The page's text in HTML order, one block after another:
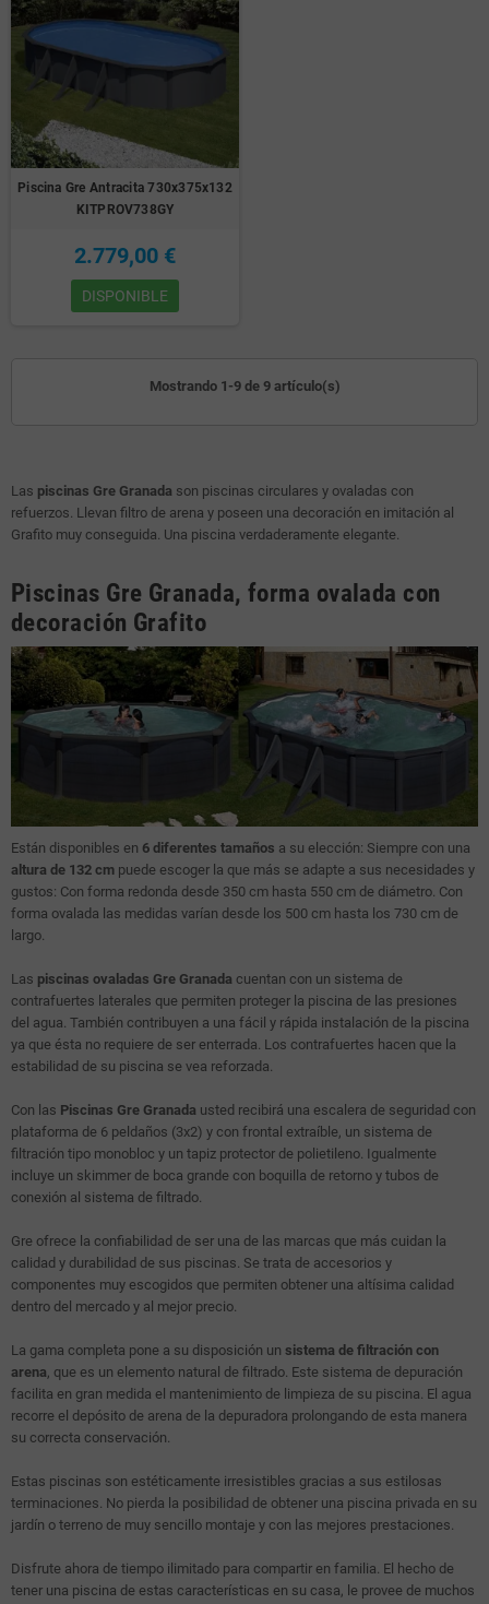
Piscina Gre Antracita 730x375x132
KITPROV738GY
2.779,00 €
DISPONIBLE
Mostrando 1-9 de 9 artículo(s)
Las piscinas Gre Granada son piscinas circulares y ovaladas con
refuerzos. Llevan filtro de arena y poseen una decoración en imitación al
Grafito muy conseguida. Una piscina verdaderamente elegante.
Piscinas Gre Granada, forma ovalada con
decoración Grafito
Están disponibles en 6 diferentes tamaños a su elección: Siempre con una
altura de 132 cm puede escoger la que más se adapte a sus necesidades y
gustos: Con forma redonda desde 350 cm hasta 550 cm de diámetro. Con
forma ovalada las medidas varían desde los 500 cm hasta los 730 cm de
largo.
Las piscinas ovaladas Gre Granada cuentan con un sistema de
contrafuertes laterales que permiten proteger la piscina de las presiones
del agua. También contribuyen a una fácil y rápida instalación de la piscina
ya que ésta no requiere de ser enterrada. Los contrafuertes hacen que la
estabilidad de su piscina se vea reforzada.
Con las Piscinas Gre Granada usted recibirá una escalera de seguridad con
plataforma de 6 peldaños (3x2) y con frontal extraíble, un sistema de
filtración tipo monobloc y un tapiz protector de polietileno. Igualmente
incluye un skimmer de boca grande con boquilla de retorno y tubos de
conexión al sistema de filtrado.
Gre ofrece la confiabilidad de ser una de las marcas que más cuidan la
calidad y durabilidad de sus piscinas. Se trata de accesorios y
componentes muy escogidos que permiten obtener una altísima calidad
dentro del mercado y al mejor precio.
La gama completa pone a su disposición un sistema de filtración con
arena, que es un elemento natural de filtrado. Este sistema de depuración
facilita en gran medida el mantenimiento de limpieza de su piscina. El agua
recorre el depósito de arena de la depuradora prolongando de esta manera
su correcta conservación.
Estas piscinas son estéticamente irresistibles gracias a sus estilosas
terminaciones. No pierda la posibilidad de obtener una piscina privada en su
jardín o terreno de muy sencillo montaje y con las mejores prestaciones.
Disfrute ahora de tiempo ilimitado para compartir en familia. El hecho de
tener una piscina de estas características en su casa, le provee de muchos